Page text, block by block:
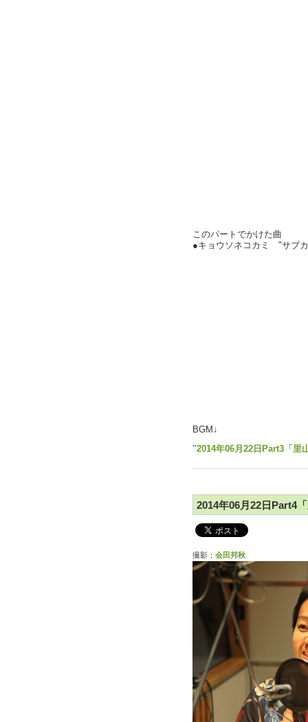
このパートでかけた曲
●キョウソネコカミ "サブ
BGM↓
"2014年06月22日Part3「里
2014年06月22日Part4
撮影： 会田邦秋